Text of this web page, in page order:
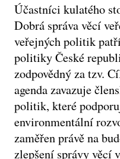
Účastníci kulatého
Dobrá správa věcí
veřejných politik
politiky České
zodpovědný za tzv.
agenda zavazuje
politik, které
environmentální
zaměřen právě na
zlepšení správy věcí